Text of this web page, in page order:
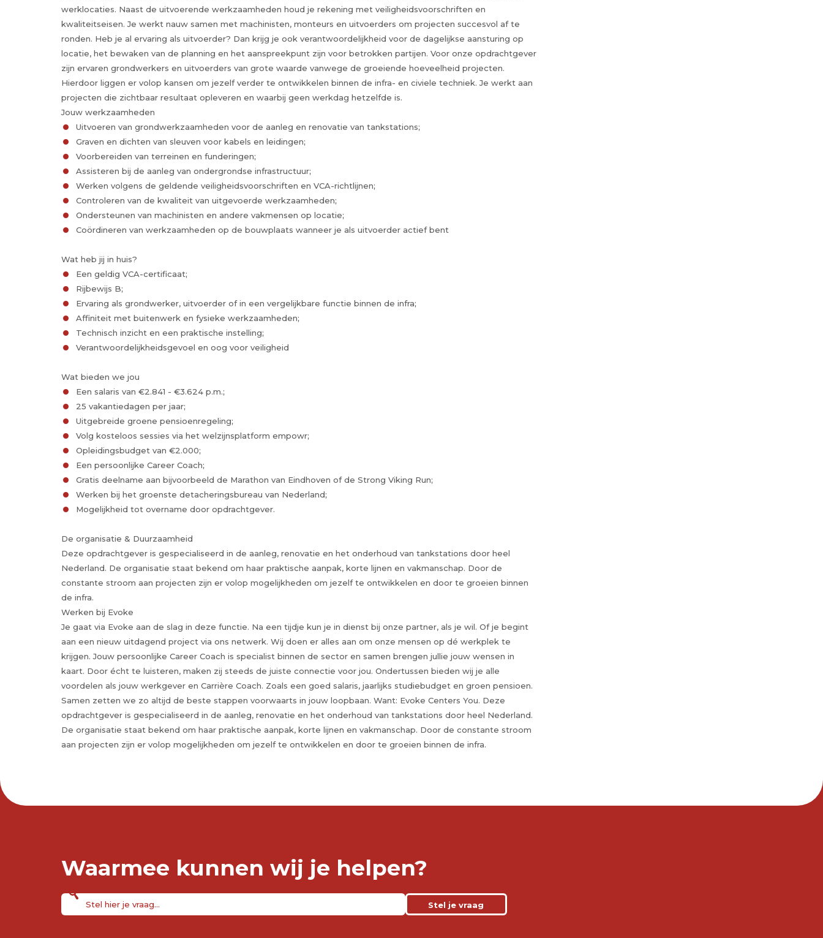
werklocaties. Naast de uitvoerende werkzaamheden houd je rekening met veiligheidsvoorschriften en
kwaliteitseisen. Je werkt nauw samen met machinisten, monteurs en uitvoerders om projecten succesvol af te
ronden. Heb je al ervaring als uitvoerder? Dan krijg je ook verantwoordelijkheid voor de dagelijkse aansturing op
locatie, het bewaken van de planning en het aanspreekpunt zijn voor betrokken partijen. Voor onze opdrachtgever
zijn ervaren grondwerkers en uitvoerders van grote waarde vanwege de groeiende hoeveelheid projecten.
Hierdoor liggen er volop kansen om jezelf verder te ontwikkelen binnen de infra- en civiele techniek. Je werkt aan
projecten die zichtbaar resultaat opleveren en waarbij geen werkdag hetzelfde is.
Jouw werkzaamheden
Uitvoeren van grondwerkzaamheden voor de aanleg en renovatie van tankstations;
Graven en dichten van sleuven voor kabels en leidingen;
Voorbereiden van terreinen en funderingen;
Assisteren bij de aanleg van ondergrondse infrastructuur;
Werken volgens de geldende veiligheidsvoorschriften en VCA-richtlijnen;
Controleren van de kwaliteit van uitgevoerde werkzaamheden;
Ondersteunen van machinisten en andere vakmensen op locatie;
Coördineren van werkzaamheden op de bouwplaats wanneer je als uitvoerder actief bent
Wat heb jij in huis?
Een geldig VCA-certificaat;
Rijbewijs B;
Ervaring als grondwerker, uitvoerder of in een vergelijkbare functie binnen de infra;
Affiniteit met buitenwerk en fysieke werkzaamheden;
Technisch inzicht en een praktische instelling;
Verantwoordelijkheidsgevoel en oog voor veiligheid
Wat bieden we jou
Een salaris van €2.841 - €3.624 p.m.;
25 vakantiedagen per jaar;
Uitgebreide groene pensioenregeling;
Volg kosteloos sessies via het welzijnsplatform empowr;
Opleidingsbudget van €2.000;
Een persoonlijke Career Coach;
Gratis deelname aan bijvoorbeeld de Marathon van Eindhoven of de Strong Viking Run;
Werken bij het groenste detacheringsbureau van Nederland;
Mogelijkheid tot overname door opdrachtgever.
De organisatie & Duurzaamheid
Deze opdrachtgever is gespecialiseerd in de aanleg, renovatie en het onderhoud van tankstations door heel
Nederland. De organisatie staat bekend om haar praktische aanpak, korte lijnen en vakmanschap. Door de
constante stroom aan projecten zijn er volop mogelijkheden om jezelf te ontwikkelen en door te groeien binnen
de infra.
Werken bij Evoke
Je gaat via Evoke aan de slag in deze functie. Na een tijdje kun je in dienst bij onze partner, als je wil. Of je begint
aan een nieuw uitdagend project via ons netwerk. Wij doen er alles aan om onze mensen op dé werkplek te
krijgen. Jouw persoonlijke Career Coach is specialist binnen de sector en samen brengen jullie jouw wensen in
kaart. Door écht te luisteren, maken zij steeds de juiste connectie voor jou. Ondertussen bieden wij je alle
voordelen als jouw werkgever en Carrière Coach. Zoals een goed salaris, jaarlijks studiebudget en groen pensioen.
Samen zetten we zo altijd de beste stappen voorwaarts in jouw loopbaan. Want: Evoke Centers You. Deze
opdrachtgever is gespecialiseerd in de aanleg, renovatie en het onderhoud van tankstations door heel Nederland.
De organisatie staat bekend om haar praktische aanpak, korte lijnen en vakmanschap. Door de constante stroom
aan projecten zijn er volop mogelijkheden om jezelf te ontwikkelen en door te groeien binnen de infra.
Waarmee kunnen wij je helpen?
Stel je vraag